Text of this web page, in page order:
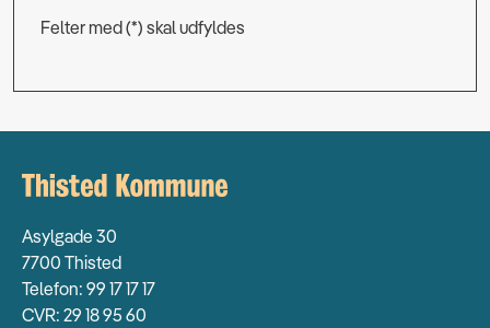
Felter med (*) skal udfyldes
Asylgade 30
7700 Thisted
Telefon: 99 17 17 17
CVR: 29 18 95 60